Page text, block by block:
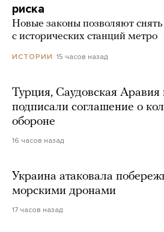
риска
Новые законы позволяют
с исторических станций метро
ИСТОРИИ 15 часов назад
Турция, Саудовская Аравия
подписали соглашение о
обороне
16 часов назад
Украина атаковала
морскими дронами
17 часов назад